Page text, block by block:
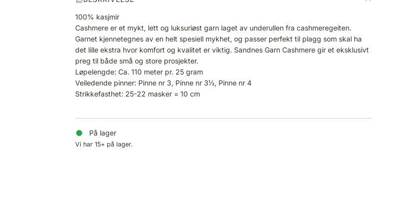
100% kasjmir
Cashmere er et mykt, lett og luksuriøst garn laget av underullen fra cashmeregeiten.
Garnet kjennetegnes av en helt spesiell mykhet, og passer perfekt til plagg som skal ha
det lille ekstra hvor komfort og kvalitet er viktig. Sandnes Garn Cashmere gir et eksklusivt
preg til både små og store prosjekter.
Løpelengde: Ca. 110 meter pr. 25 gram
Veiledende pinner: Pinne nr 3, Pinne nr 3½, Pinne nr 4
Strikkefasthet: 25-22 masker = 10 cm
På lager
Vi har 15+ på lager.